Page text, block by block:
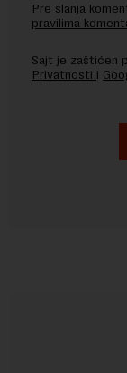
Pre slanja
pravilima
Sajt je zaštićen
Privatnosti i